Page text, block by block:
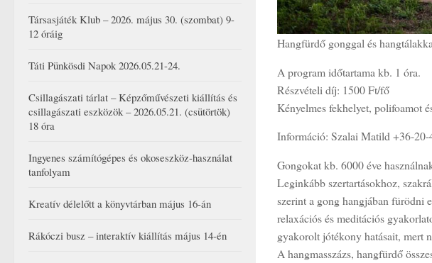
Hangfürdő gonggal és
A program időtartama kb. 1 óra.
Részvételi díj: 1500 Ft/fő
Kényelmes fekhelyet, polifoamot
Információ: Szalai Matild +36-20-
Gongokat kb. 6000 éve
Leginkább szertartásokhoz,
szerint a gong hangjában fürödni
relaxációs és meditációs
gyakorolt jótékony hatásait, mert
A hangmasszázs, hangfürdő
Társasjáték Klub – 2026. május 30. (szombat) 9-
12 óráig
Táti Pünkösdi Napok 2026.05.21-24.
Csillagászati tárlat – Képzőművészeti kiállítás és
csillagászati eszközök – 2026.05.21. (csütörtök)
18 óra
Ingyenes számítógépes és okoseszköz-használat
tanfolyam
Kreatív délelőtt a könyvtárban május 16-án
Rákóczi busz – interaktív kiállítás május 14-én